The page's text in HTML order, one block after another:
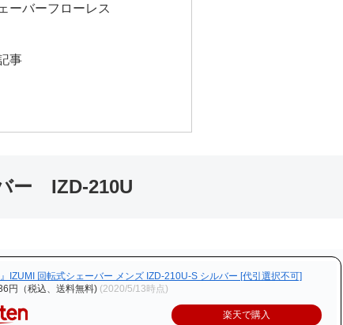
ーバーフローレス
事
ー IZD-210U
』IZUMI 回転式シェーバー メンズ IZD-210U-S シルバー [代引選択不可]
円（税込、送料無料) (2020/5/13時点)
楽天で購入